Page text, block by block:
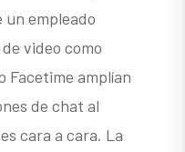
empleado
video como
Facetime amplían
de chat al
cara a cara. La